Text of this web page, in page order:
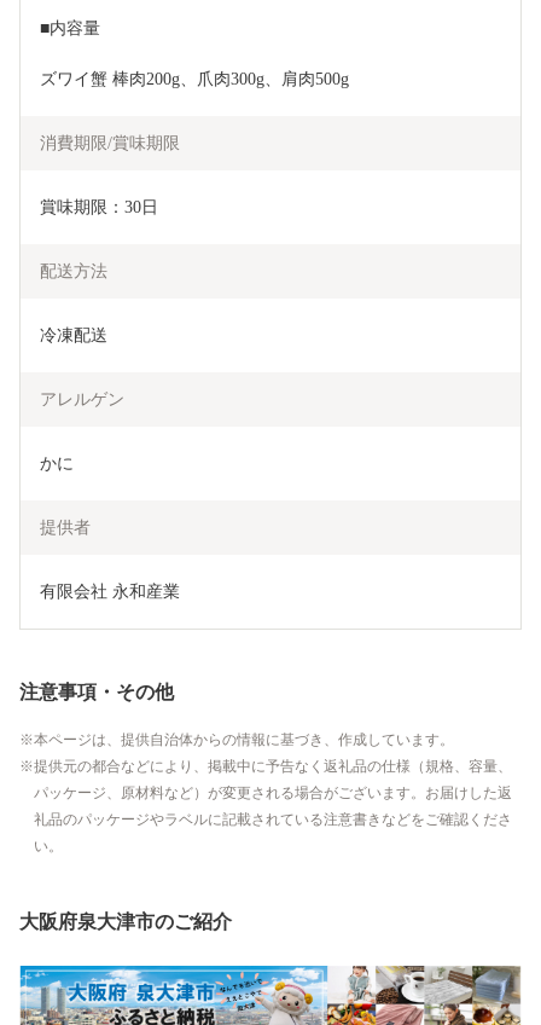
■内容量
ズワイ蟹 棒肉200g、爪肉300g、肩肉500g
消費期限/賞味期限
賞味期限：30日
配送方法
冷凍配送
アレルゲン
かに
提供者
有限会社 永和産業
注意事項・その他
本ページは、提供自治体からの情報に基づき、作成しています。
提供元の都合などにより、掲載中に予告なく返礼品の仕様（規格、容量、
パッケージ、原材料など）が変更される場合がございます。お届けした返
礼品のパッケージやラベルに記載されている注意書きなどをご確認くださ
い。
大阪府泉大津市のご紹介